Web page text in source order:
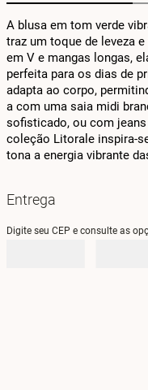
A blusa em tom verde
traz um toque de leveza
em V e mangas longas,
perfeita para os dias de
adapta ao corpo,
a com uma saia midi
sofisticado, ou com
coleção Litorale inspira-
tona a energia vibrante
Entrega
Digite seu CEP e consulte as